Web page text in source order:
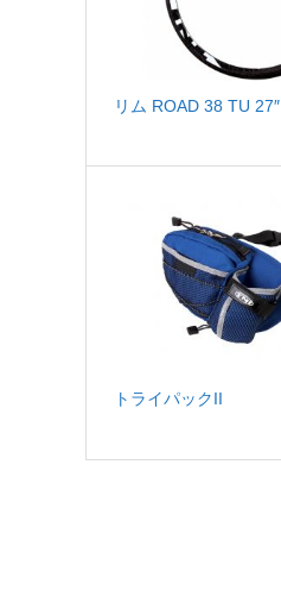
リム ROAD 38 TU 27″
トライパックII